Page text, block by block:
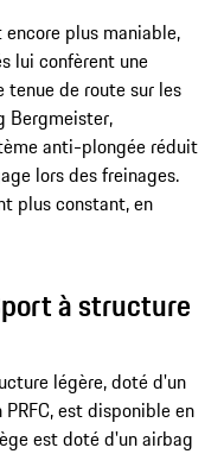
plus maniable,
lui confèrent une
tenue de route sur les
Bergmeister,
anti-plongée réduit
lors des freinages.
plus constant, en
à structure
légère, doté d'un
est disponible en
est doté d'un airbag